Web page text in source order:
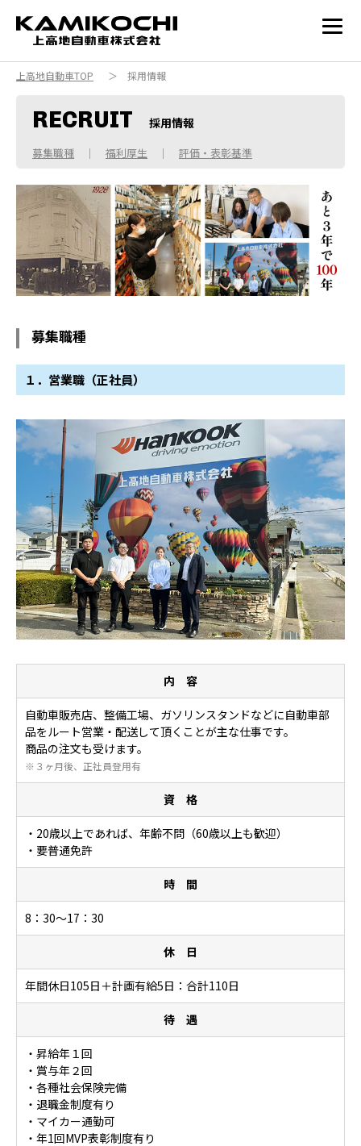
上高地自動車TOP ＞ 採用情報
RECRUIT 採用情報
募集職種 ｜ 福利厚生 ｜ 評価・表彰基準
募集職種
１．営業職（正社員）
内 容
自動車販売店、整備工場、ガソリンスタンドなどに自動車部
品をルート営業・配送して頂くことが主な仕事です。
商品の注文も受けます。
※３ヶ月後、正社員登用有
資 格
・20歳以上であれば、年齢不問（60歳以上も歓迎）
・要普通免許
時 間
8：30～17：30
休 日
年間休日105日＋計画有給5日：合計110日
待 遇
・昇給年１回
・賞与年２回
・各種社会保険完備
・退職金制度有り
・マイカー通勤可
・年1回MVP表彰制度有り